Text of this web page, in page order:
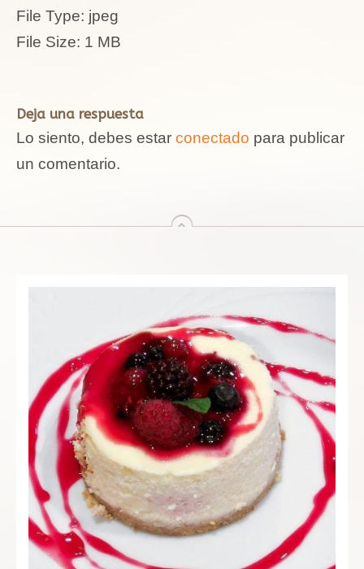
File Type: jpeg
File Size: 1 MB
Deja una respuesta
Lo siento, debes estar conectado para publicar
un comentario.
arriba